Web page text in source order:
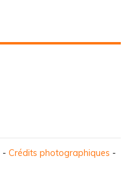
- Crédits photographiques -